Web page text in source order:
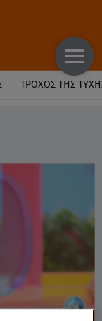
ΤΡΟΧΌΣ ΤΗΣ